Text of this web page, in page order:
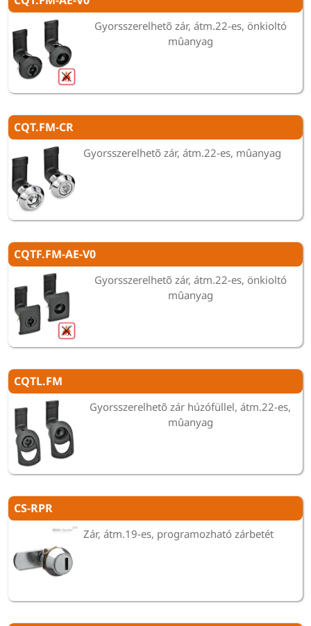
Gyorsszerelhetõ zár, átm.22-es, önkioltó
mûanyag
CQT.FM-CR
Gyorsszerelhetõ zár, átm.22-es, mûanyag
CQTF.FM-AE-V0
Gyorsszerelhetõ zár, átm.22-es, önkioltó
mûanyag
CQTL.FM
Gyorsszerelhetõ zár húzófüllel, átm.22-es,
mûanyag
CS-RPR
Zár, átm.19-es, programozható zárbetét